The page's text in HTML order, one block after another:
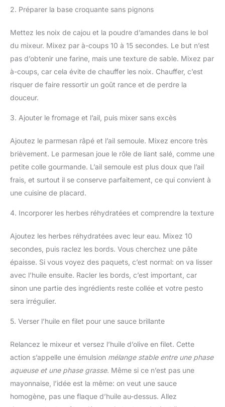
2. Préparer la base croquante sans pignons
Mettez les noix de cajou et la poudre d’amandes dans le bol
du mixeur. Mixez par à-coups 10 à 15 secondes. Le but n’est
pas d’obtenir une farine, mais une texture de sable. Mixez par
à-coups, car cela évite de chauffer les noix. Chauffer, c’est
risquer de faire ressortir un goût rance et de perdre la
douceur.
3. Ajouter le fromage et l’ail, puis mixer sans excès
Ajoutez le parmesan râpé et l’ail semoule. Mixez encore très
brièvement. Le parmesan joue le rôle de liant salé, comme une
petite colle gourmande. L’ail semoule est plus doux que l’ail
frais, et surtout il se conserve parfaitement, ce qui convient à
une cuisine de placard.
4. Incorporer les herbes réhydratées et comprendre la texture
Ajoutez les herbes réhydratées avec leur eau. Mixez 10
secondes, puis raclez les bords. Vous cherchez une pâte
épaisse. Si vous voyez des paquets, c’est normal: on va lisser
avec l’huile ensuite. Racler les bords, c’est important, car
sinon une partie des ingrédients reste collée et votre pesto
sera irrégulier.
5. Verser l’huile en filet pour une sauce brillante
Relancez le mixeur et versez l’huile d’olive en filet. Cette
action s’appelle une émulsion mélange stable entre une phase
aqueuse et une phase grasse. Même si ce n’est pas une
mayonnaise, l’idée est la même: on veut une sauce
homogène, pas une flaque d’huile au-dessus. Allez